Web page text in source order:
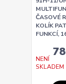
ČASOVÉ
KOLÍK
FUNKCÍ,
NENÍ
SKLADEM